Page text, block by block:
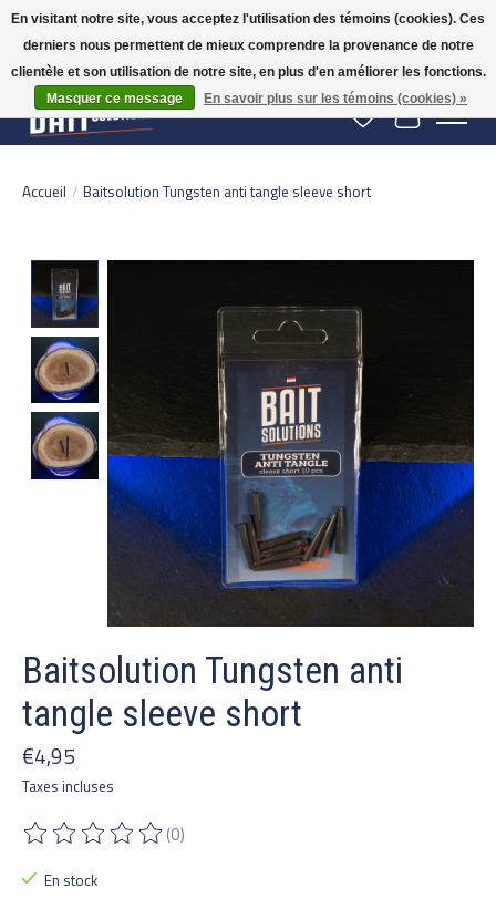
Gratis verzending vanaf 50 euro binnen NL | Op voorraad binnen 2-5 werkdagen
verzonden | België vanaf 70 euro gratis verzonden
Liste de souhaits
Panier
Accueil / Baitsolution Tungsten anti tangle sleeve short
Baitsolution Tungsten anti
tangle sleeve short
€4,95
Taxes incluses
Ce produit est évalué à
(0)
En stock
En visitant notre site, vous acceptez l'utilisation des témoins (cookies). Ces
derniers nous permettent de mieux comprendre la provenance de notre
clientèle et son utilisation de notre site, en plus d'en améliorer les fonctions.
Masquer ce message
En savoir plus sur les témoins (cookies) »